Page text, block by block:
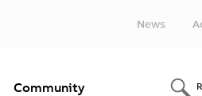
News
Community